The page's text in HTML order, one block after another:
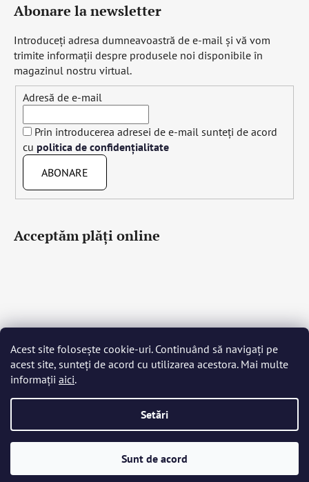
Acest site folosește cookie-uri. Continuând să navigați pe
acest site, sunteți de acord cu utilizarea acestora. Mai multe
informații aici.
Setări
Sunt de acord
Abonare la newsletter
Introduceţi adresa dumneavoastră de e-mail şi vă vom
trimite informaţii despre produsele noi disponibile în
magazinul nostru virtual.
Adresă de e-mail
Prin introducerea adresei de e-mail sunteți de acord
cu politica de confidențialitate
ABONARE
Acceptăm plăţi online
Čeština Slovenčina English Deutsch Magyar
Język polski
Română Italiano Español Français
Português
Nederlands Українська Ελληνικά Svenska Dansk
Drepturi de autor 2026Bohemia Crystal Glass
drepturile rezervate.